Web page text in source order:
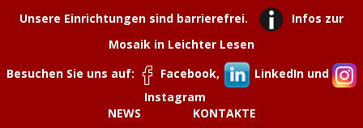
Unsere Einrichtungen sind barrierefrei.
Infos zur
Mosaik in Leichter Lesen
Besuchen Sie uns auf:
Facebook,
LinkedIn und
Instagram
NEWS
KONTAKTE